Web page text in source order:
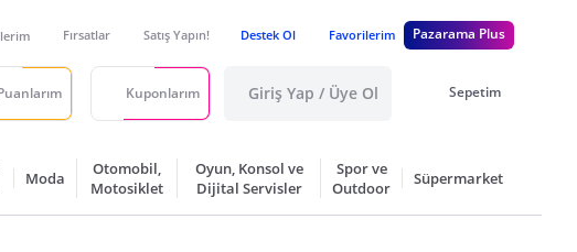
Fırsatlar Satış Yapın! Destek Ol Favorilerim Pazarama Plus
Kuponlarım Giriş Yap / Üye Ol Sepetim
Moda
Otomobil,
Motosiklet
Oyun, Konsol ve
Dijital Servisler
Spor ve
Outdoor
Süpermarket